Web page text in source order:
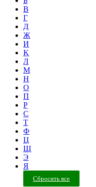
В
Г
Д
Ж
И
K
Л
М
Н
О
П
Р
С
Т
Ф
Ц
Щ
Э
Я
Сбросить все